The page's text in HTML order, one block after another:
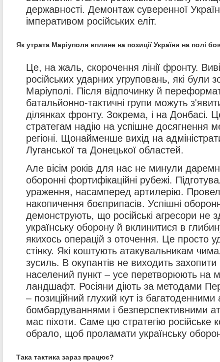
державності. Демонтаж суверенної
імперативом російських еліт.
Як утрата Маріуполя вплине на позиції України на полі
Це, на жаль, скорочення лінії фронту.
російських ударних угруповань, які були
Маріуполі. Після відпочинку й
батальйонно-тактичні групи можуть
ділянках фронту. Зокрема, і на Донбасі.
стратегам надію на успішне досягнення
регіоні. Щонайменше вихід на
Луганської та Донецької областей.
Але вісім років для нас не минули
оборонні фортифікаційні рубежі.
ураження, насамперед артилерію.
накопичення боєприпасів. Успішні
демонструють, що російські агресори не
українську оборону й вклинитися в
якихось операцій з оточення. Це просто
стінку. Які коштують атакувальникам
зусиль. В окупантів не виходить
населений пункт – усе перетворюють на
ландшафт. Росіяни діють за методами
– позиційний глухий кут із багатоденними
бомбардуваннями і безперспективними
мас піхоти. Саме цю стратегію російське
обрало, щоб проламати українську
Така тактика зараз працює?